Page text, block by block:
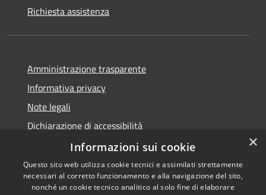
Richiesta assistenza
Amministrazione trasparente
Informativa privacy
Note legali
Dichiarazione di accessibilità
Piano di miglioramento dei servizi
×
Informazioni sui cookie
Questo sito web utilizza cookie tecnici e assimilati strettamente
necessari al corretto funzionamento e alla navigazione del sito,
nonché un cookie tecnico analitico al solo fine di elaborare